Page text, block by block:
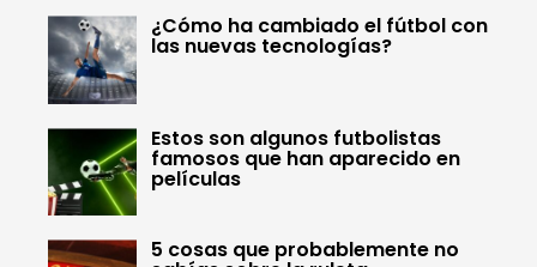
¿Cómo ha cambiado el fútbol con
las nuevas tecnologías?
Estos son algunos futbolistas
famosos que han aparecido en
películas
5 cosas que probablemente no